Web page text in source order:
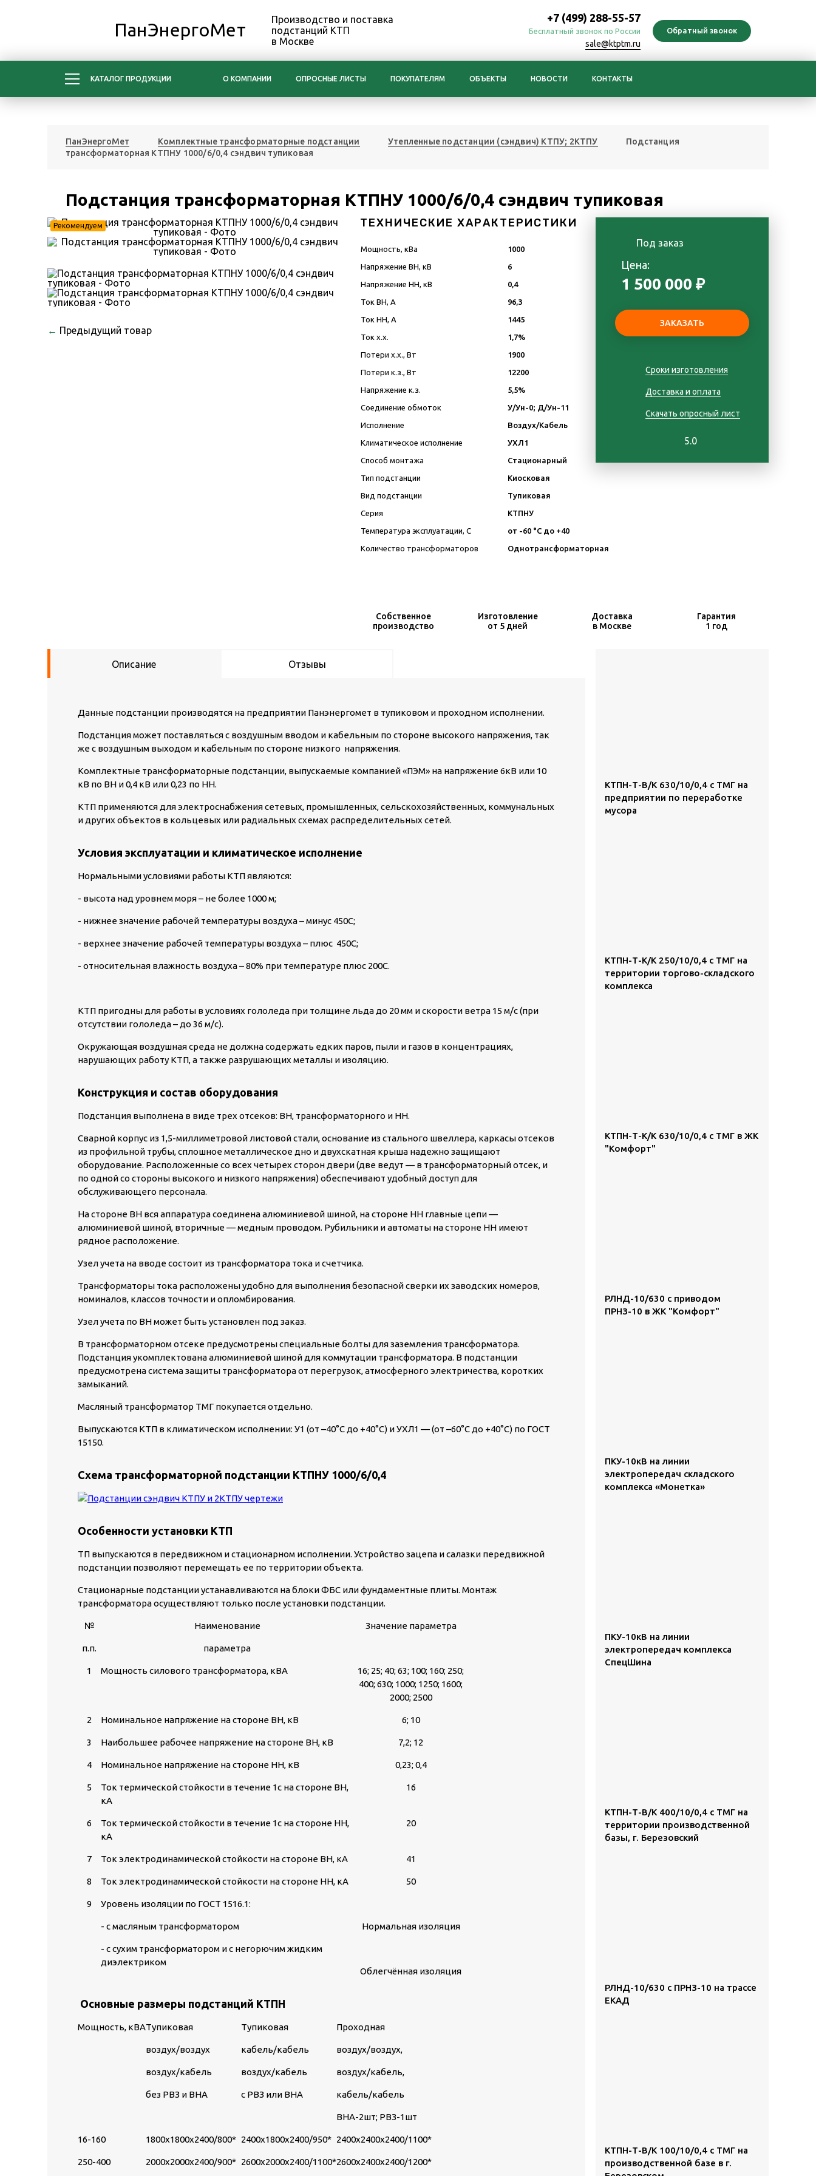
ПанЭнергоМет
Производство и поставка
подстанций КТП
в Москве
+7 (499) 288-55-57
Бесплатный звонок по России
sale@ktptm.ru
КАТАЛОГ ПРОДУКЦИИ О КОМПАНИИ ОПРОСНЫЕ ЛИСТЫ ПОКУПАТЕЛЯМ ОБЪЕКТЫ НОВОСТИ КОНТАКТЫ
ПанЭнергоМет Комплектные трансформаторные подстанции Утепленные подстанции (сэндвич) КТПУ; 2КТПУ
Подстанция
трансформаторная КТПНУ 1000/6/0,4 сэндвич тупиковая
Подстанция трансформаторная КТПНУ 1000/6/0,4 сэндвич тупиковая
Рекомендуем
← Предыдущий товар
ТЕХНИЧЕСКИЕ ХАРАКТЕРИСТИКИ
Мощность, кВа 1000
Напряжение ВН, кВ 6
Напряжение НН, кВ 0,4
Ток ВН, А 96,3
Ток НН, А 1445
Ток х.х. 1,7%
Потери х.х., Вт 1900
Потери к.з., Вт 12200
Напряжение к.з. 5,5%
Соединение обмоток У/Ун-0; Д/Ун-11
Исполнение Воздух/Кабель
Климатическое исполнение УХЛ1
Способ монтажа Стационарный
Тип подстанции Киосковая
Вид подстанции Тупиковая
Серия КТПНУ
Температура эксплуатации, С от -60 °C до +40
Количество трансформаторов Однотрансформаторная
Под заказ
Цена:
1 500 000 ₽
Сроки изготовления
Доставка и оплата
Скачать опросный лист
5.0
Собственное
производство
Изготовление
от 5 дней
Доставка
в Москве
Гарантия
1 год
Описание Отзывы
Данные подстанции производятся на предприятии Панэнергомет в тупиковом и проходном исполнении.
Подстанция может поставляться с воздушным вводом и кабельным по стороне высокого напряжения, так
же с воздушным выходом и кабельным по стороне низкого напряжения.
Комплектные трансформаторные подстанции, выпускаемые компанией «ПЭМ» на напряжение 6кВ или 10
кВ по ВН и 0,4 кВ или 0,23 по НН.
КТП применяются для электроснабжения сетевых, промышленных, сельскохозяйственных, коммунальных
и других объектов в кольцевых или радиальных схемах распределительных сетей.
Условия эксплуатации и климатическое исполнение
Нормальными условиями работы КТП являются:
- высота над уровнем моря – не более 1000 м;
- нижнее значение рабочей температуры воздуха – минус 450С;
- верхнее значение рабочей температуры воздуха – плюс 450С;
- относительная влажность воздуха – 80% при температуре плюс 200С.
КТП пригодны для работы в условиях гололеда при толщине льда до 20 мм и скорости ветра 15 м/с (при
отсутствии гололеда – до 36 м/с).
Окружающая воздушная среда не должна содержать едких паров, пыли и газов в концентрациях,
нарушающих работу КТП, а также разрушающих металлы и изоляцию.
Конструкция и состав оборудования
Подстанция выполнена в виде трех отсеков: ВН, трансформаторного и НН.
Сварной корпус из 1,5-миллиметровой листовой стали, основание из стального швеллера, каркасы отсеков
из профильной трубы, сплошное металлическое дно и двухскатная крыша надежно защищают
оборудование. Расположенные со всех четырех сторон двери (две ведут — в трансформаторный отсек, и
по одной со стороны высокого и низкого напряжения) обеспечивают удобный доступ для
обслуживающего персонала.
На стороне ВН вся аппаратура соединена алюминиевой шиной, на стороне НН главные цепи —
алюминиевой шиной, вторичные — медным проводом. Рубильники и автоматы на стороне НН имеют
рядное расположение.
Узел учета на вводе состоит из трансформатора тока и счетчика.
Трансформаторы тока расположены удобно для выполнения безопасной сверки их заводских номеров,
номиналов, классов точности и опломбирования.
Узел учета по ВН может быть установлен под заказ.
В трансформаторном отсеке предусмотрены специальные болты для заземления трансформатора.
Подстанция укомплектована алюминиевой шиной для коммутации трансформатора. В подстанции
предусмотрена система защиты трансформатора от перегрузок, атмосферного электричества, коротких
замыканий.
Масляный трансформатор ТМГ покупается отдельно.
Выпускаются КТП в климатическом исполнении: У1 (от –40°C до +40°C) и УХЛ1 — (от –60°C до +40°C) по ГОСТ
15150.
Схема трансформаторной подстанции КТПНУ 1000/6/0,4
Особенности установки КТП
ТП выпускаются в передвижном и стационарном исполнении. Устройство зацепа и салазки передвижной
подстанции позволяют перемещать ее по территории объекта.
Стационарные подстанции устанавливаются на блоки ФБС или фундаментные плиты. Монтаж
трансформатора осуществляют только после установки подстанции.
№
п.п.
Наименование
параметра
Значение параметра
1 Мощность силового трансформатора, кВА
16; 25; 40; 63; 100; 160; 250;
400; 630; 1000; 1250; 1600;
2000; 2500
2 Номинальное напряжение на стороне ВН, кВ 6; 10
3 Наибольшее рабочее напряжение на стороне ВН, кВ 7,2; 12
4 Номинальное напряжение на стороне НН, кВ 0,23; 0,4
5
Ток термической стойкости в течение 1с на стороне ВН,
кА
16
6
Ток термической стойкости в течение 1с на стороне НН,
кА
20
7 Ток электродинамической стойкости на стороне ВН, кА 41
8 Ток электродинамической стойкости на стороне НН, кА 50
9 Уровень изоляции по ГОСТ 1516.1:
- с масляным трансформатором
- с сухим трансформатором и с негорючим жидким
диэлектриком
Нормальная изоляция
Облегчённая изоляция
Основные размеры подстанций КТПН
Мощность, кВАТупиковая Тупиковая Проходная
воздух/воздух
воздух/кабель
без РВЗ и ВНА
кабель/кабель
воздух/кабель
с РВЗ или ВНА
воздух/воздух,
воздух/кабель,
кабель/кабель
ВНА-2шт; РВЗ-1шт
16-160 1800х1800х2400/800* 2400х1800х2400/950* 2400х2400х2400/1100*
250-400 2000х2000х2400/900* 2600х2000х2400/1100*2600х2400х2400/1200*
КТПН-Т-В/К 630/10/0,4 с ТМГ на
предприятии по переработке
мусора
КТПН-Т-К/К 250/10/0,4 с ТМГ на
территории торгово-складского
комплекса
КТПН-Т-К/К 630/10/0,4 с ТМГ в ЖК
"Комфорт"
РЛНД-10/630 с приводом
ПРНЗ-10 в ЖК "Комфорт"
ПКУ-10кВ на линии
электропередач складского
комплекса «Монетка»
ПКУ-10кВ на линии
электропередач комплекса
СпецШина
КТПН-Т-В/К 400/10/0,4 с ТМГ на
территории производственной
базы, г. Березовский
РЛНД-10/630 с ПРНЗ-10 на трассе
ЕКАД
КТПН-Т-В/К 100/10/0,4 с ТМГ на
производственной базе в г.